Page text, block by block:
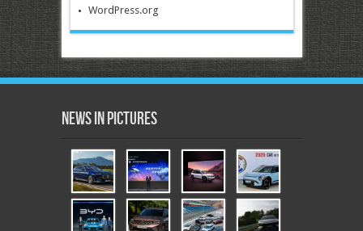
WordPress.org
News in Pictures